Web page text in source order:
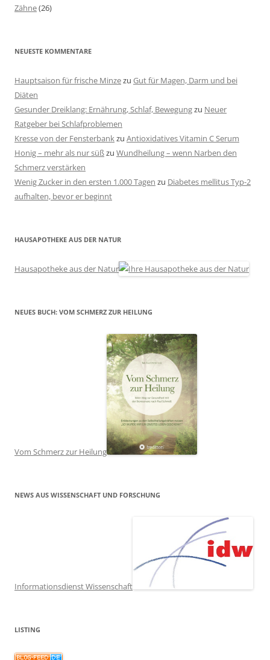
Zähne(26)
NEUESTE KOMMENTARE
Hauptsaison für frische Minzezu Gut für Magen, Darm und bei
Diäten
Gesunder Dreiklang: Ernährung, Schlaf, Bewegungzu Neuer
Ratgeber bei Schlafproblemen
Kresse von der Fensterbankzu Antioxidatives Vitamin C Serum
Honig – mehr als nur süßzu Wundheilung – wenn Narben den
Schmerz verstärken
Wenig Zucker in den ersten 1.000 Tagen zu Diabetes mellitus Typ-2
aufhalten, bevor er beginnt
HAUSAPOTHEKE AUS DER NATUR
Hausapotheke aus der Natur
NEUES BUCH: VOM SCHMERZ ZUR HEILUNG
Vom Schmerz zur Heilung
NEWS AUS WISSENSCHAFT UND FORSCHUNG
Informationsdienst Wissenschaft
LISTING